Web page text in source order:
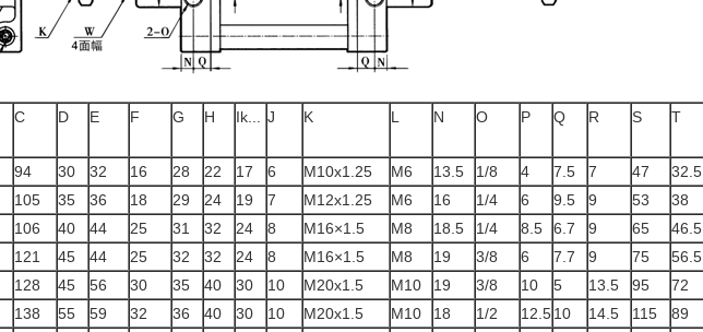
C D E F G H Ik... J K L N O P Q R S T
94 30 32 16 28 22 17 6 M10x1.25 M6 13.5 1/8 4 7.5 7 47 32.5
105 35 36 18 29 24 19 7 M12x1.25 M6 16 1/4 6 9.5 9 53 38
106 40 44 25 31 32 24 8 M16×1.5 M8 18.5 1/4 8.5 6.7 9 65 46.5
121 45 44 25 32 32 24 8 M16×1.5 M8 19 3/8 6 7.7 9 75 56.5
128 45 56 30 35 40 30 10 M20x1.5 M10 19 3/8 10 5 13.5 95 72
138 55 59 32 36 40 30 10 M20x1.5 M10 18 1/2 12.510 14.5 115 89